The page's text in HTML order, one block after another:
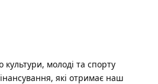
культури, молоді та спорту
які отримає наш